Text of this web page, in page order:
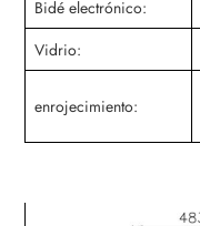
Bidé electrónico:
Vidrio:
enrojecimiento: